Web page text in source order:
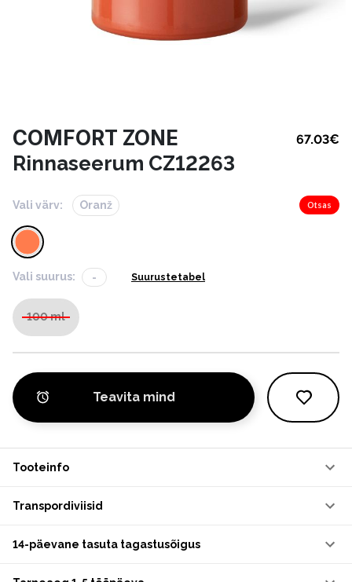
COMFORT ZONE 67.03€
Rinnaseerum CZ12263
Vali värv: Oranž Otsas
Vali suurus: - Suurustetabel
100 ml
Teavita mind
Tooteinfo
Transpordiviisid
14-päevane tasuta tagastusõigus